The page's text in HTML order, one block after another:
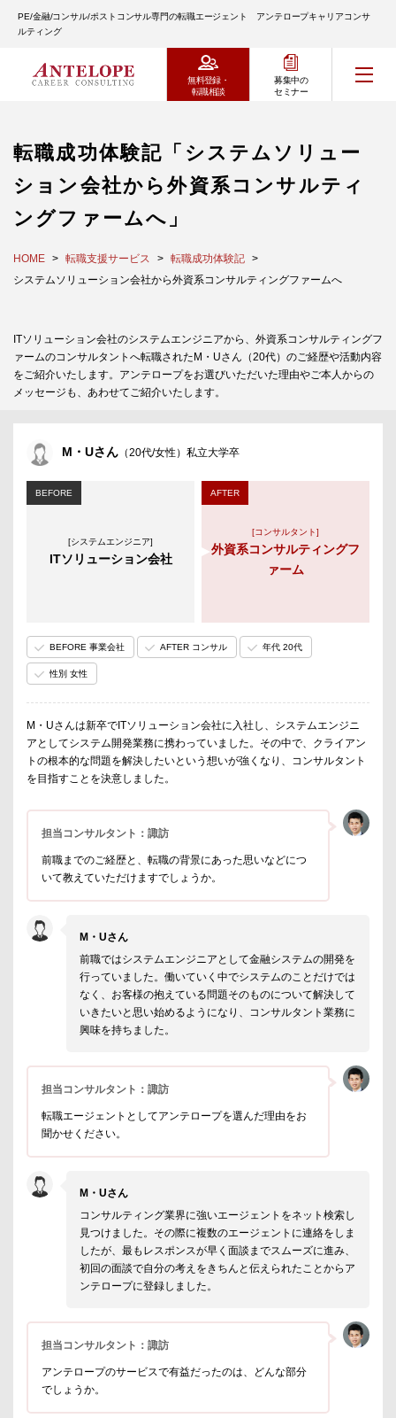
PE/金融/コンサル/ポストコンサル専門の転職エージェント アンテロープキャリアコンサ
ルティング
無料登録・
転職相談
募集中の
セミナー
転職成功体験記「システムソリュー
ション会社から外資系コンサルティ
ングファームへ」
HOME 転職支援サービス
転職成功体験記
システムソリューション会社から外資系コンサルティングファームへ
ITソリューション会社のシステムエンジニアから、外資系コンサルティングフ
ァームのコンサルタントへ転職されたM・Uさん（20代）のご経歴や活動内容
をご紹介いたします。アンテロープをお選びいただいた理由やご本人からの
メッセージも、あわせてご紹介いたします。
M・Uさん （20代/女性）私立大学卒
BEFORE
[システムエンジニア]
ITソリューション会社
AFTER
[コンサルタント]
外資系コンサルティングフ
ァーム
BEFORE 事業会社 AFTER コンサル 年代 20代
性別 女性
M・Uさんは新卒でITソリューション会社に入社し、システムエンジニ
アとしてシステム開発業務に携わっていました。その中で、クライアン
トの根本的な問題を解決したいという想いが強くなり、コンサルタント
を目指すことを決意しました。
担当コンサルタント：諏訪
前職までのご経歴と、転職の背景にあった思いなどにつ
いて教えていただけますでしょうか。
M・Uさん
前職ではシステムエンジニアとして金融システムの開発を
行っていました。働いていく中でシステムのことだけでは
なく、お客様の抱えている問題そのものについて解決して
いきたいと思い始めるようになり、コンサルタント業務に
興味を持ちました。
担当コンサルタント：諏訪
転職エージェントとしてアンテロープを選んだ理由をお
聞かせください。
M・Uさん
コンサルティング業界に強いエージェントをネット検索し
見つけました。その際に複数のエージェントに連絡をしま
したが、最もレスポンスが早く面談までスムーズに進み、
初回の面談で自分の考えをきちんと伝えられたことからア
ンテロープに登録しました。
担当コンサルタント：諏訪
アンテロープのサービスで有益だったのは、どんな部分
でしょうか。